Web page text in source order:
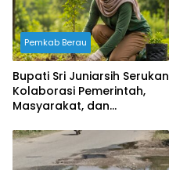
Pemkab Berau
Bupati Sri Juniarsih Serukan
Kolaborasi Pemerintah,
Masyarakat, dan
Kelestarian Lingkungan